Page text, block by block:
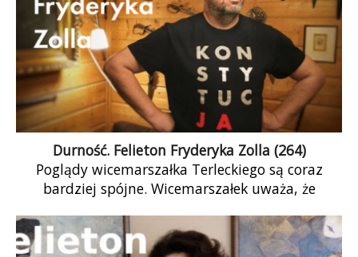
Durność. Felieton Fryderyka Zolla (264)
Poglądy wicemarszałka Terleckiego są coraz
bardziej spójne. Wicemarszałek uważa, że
oponentów politycznych charakteryzuje postawy
autorytarne, […]